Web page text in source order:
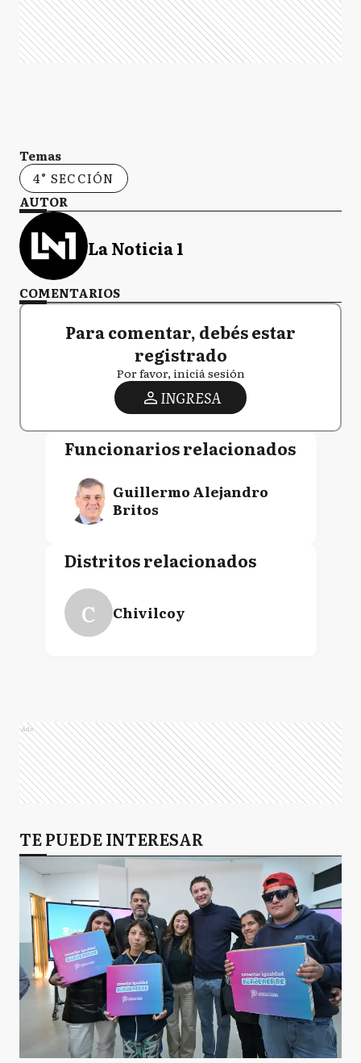
Temas
4° SECCIÓN
AUTOR
La Noticia 1
COMENTARIOS
Para comentar, debés estar
registrado
Por favor, iniciá sesión
INGRESA
Funcionarios relacionados
Guillermo Alejandro
Britos
Distritos relacionados
C Chivilcoy
Ads
TE PUEDE INTERESAR